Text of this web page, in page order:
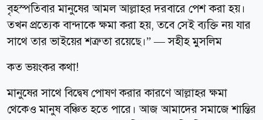
বৃহস্পতিবার মানুষের আমল আল্লাহর দরবারে পেশ করা হয়।
তখন প্রত্যেক বান্দাকে ক্ষমা করা হয়, তবে সেই ব্যক্তি নয় যার
সাথে তার ভাইয়ের শত্রুতা রয়েছে।” — সহীহ মুসলিম
কত ভয়ংকর কথা!
মানুষের সাথে বিদ্বেষ পোষণ করার কারণে আল্লাহর ক্ষমা
থেকেও মানুষ বঞ্চিত হতে পারে। আজ আমাদের সমাজে শান্তির